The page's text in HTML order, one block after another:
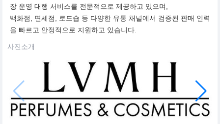
장 운영 대행 서비스를 전문적으로 제공하고 있으며,
백화점, 면세점, 로드숍 등 다양한 유통 채널에서 검증된 판매 인력
을 빠르고 안정적으로 지원하고 있습니다.
사진소개